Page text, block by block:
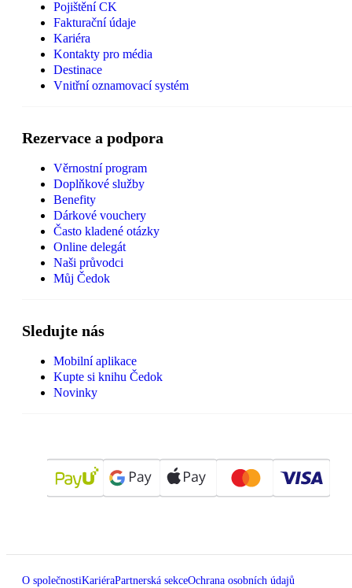
Pojištění CK
Fakturační údaje
Kariéra
Kontakty pro média
Destinace
Vnitřní oznamovací systém
Rezervace a podpora
Věrnostní program
Doplňkové služby
Benefity
Dárkové vouchery
Často kladené otázky
Online delegát
Naši průvodci
Můj Čedok
Sledujte nás
Mobilní aplikace
Kupte si knihu Čedok
Novinky
O společnostiKariéraPartnerská sekceOchrana osobních údajů